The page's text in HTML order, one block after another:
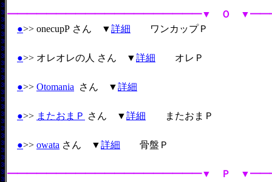
━━━━━━━━━━━━━━━━━━━━▼ Ｏ
●>> onecupP さん ▼詳細 ワンカップＰ
●>> オレオレの人 さん ▼詳細 オレＰ
●>> Otomania さん ▼詳細
●>> またおまＰ さん ▼詳細 またおまＰ
●>> owata さん ▼詳細 骨盤Ｐ
━━━━━━━━━━━━━━━━━━━━▼ Ｐ